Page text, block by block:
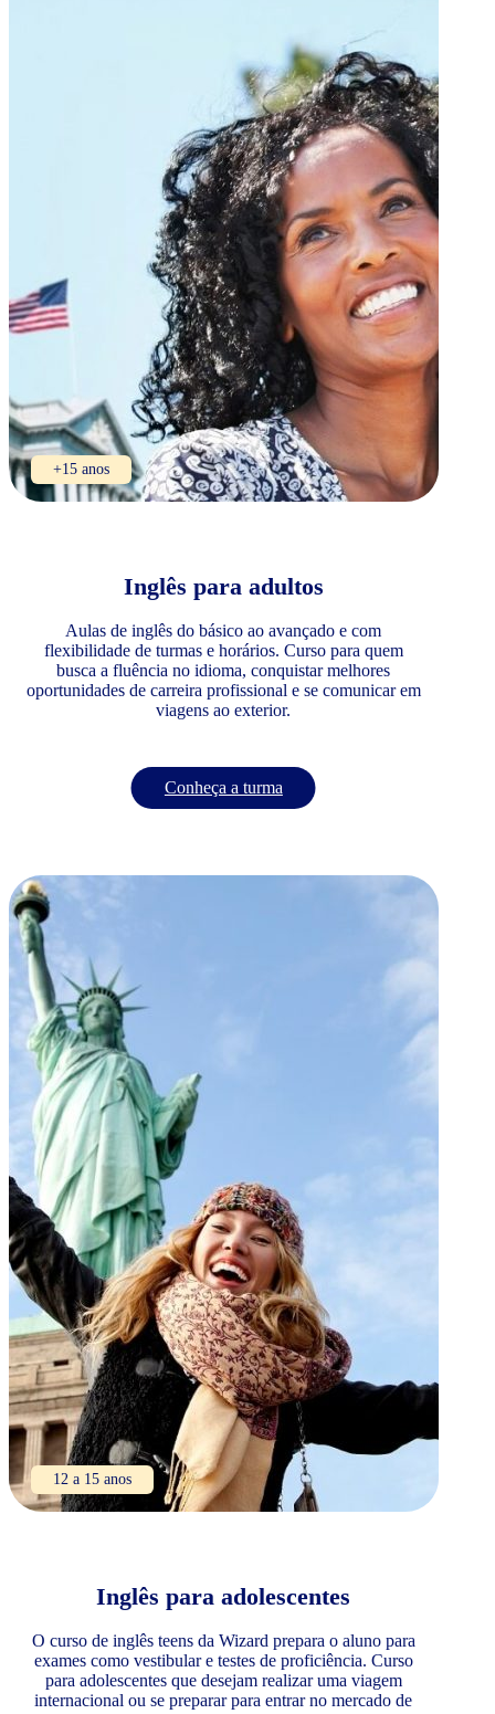
+15 anos
Inglês para adultos
Aulas de inglês do básico ao avançado e com
flexibilidade de turmas e horários. Curso para quem
busca a fluência no idioma, conquistar melhores
oportunidades de carreira profissional e se comunicar em
viagens ao exterior.
Conheça a turma
12 a 15 anos
Inglês para adolescentes
O curso de inglês teens da Wizard prepara o aluno para
exames como vestibular e testes de proficiência. Curso
para adolescentes que desejam realizar uma viagem
internacional ou se preparar para entrar no mercado de